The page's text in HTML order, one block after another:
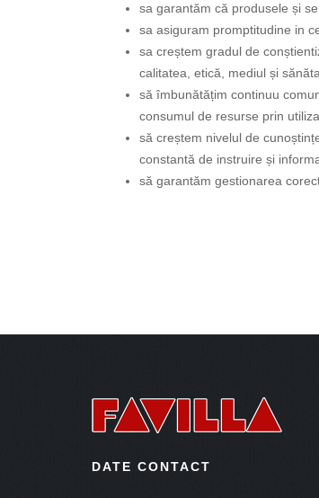
sa garantăm că produsele și
sa asiguram promptitudine in
sa creștem gradul de
calitatea, etică, mediul și
să îmbunătățim continuu
consumul de resurse prin
să creștem nivelul de
constantă de instruire și
să garantăm gestionarea
DATE CONTACT